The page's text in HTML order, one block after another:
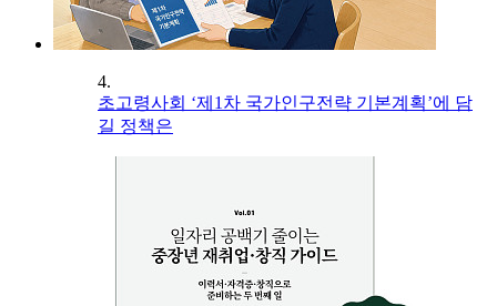
4.
초고령사회 ‘제1차 국가인구전략 기본계획’에 담
길 정책은